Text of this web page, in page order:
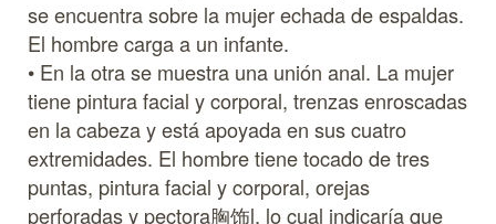
se encuentra sobre la mujer echada de espaldas.
El hombre carga a un infante.
• En la otra se muestra una unión anal. La mujer
tiene pintura facial y corporal, trenzas enroscadas
en la cabeza y está apoyada en sus cuatro
extremidades. El hombre tiene tocado de tres
puntas, pintura facial y corporal, orejas
perforadas y pectora胸饰l, lo cual indicaría que